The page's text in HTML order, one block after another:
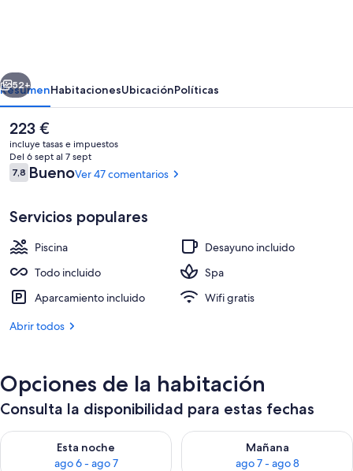
All
Inclusive
Resorts
Parque acuático
Siguiente
52+
ResumenHabitacionesUbicaciónPolíticas
El
precio
actual
es
de
223 €
incluye tasas e impuestos
Del 6 sept al 7 sept
Comentarios
7,87,8 de 10
BuenoVer 47 comentarios
Servicios populares
Piscina
Desayuno incluido
Todo incluido
Spa
Aparcamiento incluido
Wifi gratis
Abrir todos
Opciones de la habitación
Consulta la disponibilidad para estas fechas
Esta noche
ago 6 - ago 7
Consulta la disponibilidad para esta noche, ago 6 - ago 7
Mañana
ago 7 - ago 8
Consulta la disponibilidad